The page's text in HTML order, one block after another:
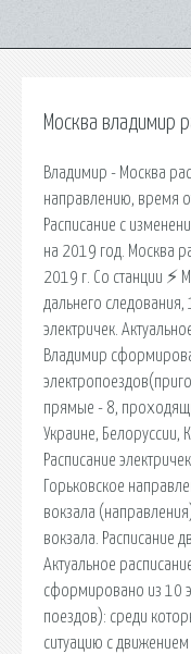
Москва владимир
Владимир - Москва
направлению, время
Расписание с
на 2019 год. Москва
2019 г. Со станции ⚡
дальнего
электричек.
Владимир
прямые - 8,
Украине, Белоруссии,
Расписание
Горьковское
вокзала
вокзала. Расписание
Актуальное
сформировано из 10
поездов): среди
ситуацию с